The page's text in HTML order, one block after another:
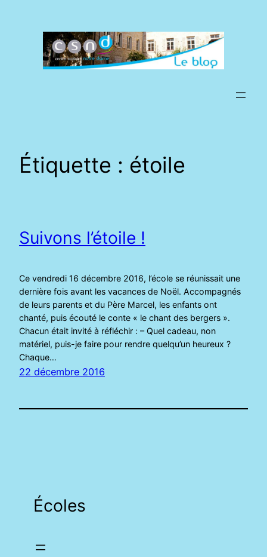
Étiquette : étoile
Suivons l’étoile !
Ce vendredi 16 décembre 2016, l’école se réunissait une
dernière fois avant les vacances de Noël. Accompagnés
de leurs parents et du Père Marcel, les enfants ont
chanté, puis écouté le conte « le chant des bergers ».
Chacun était invité à réfléchir : – Quel cadeau, non
matériel, puis-je faire pour rendre quelqu’un heureux ?
Chaque…
22 décembre 2016
Écoles